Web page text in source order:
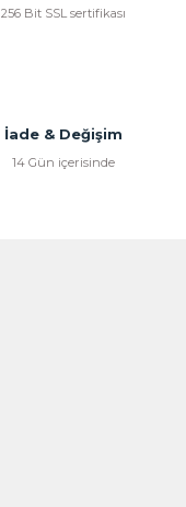
256 Bit SSL sertifikası
İade & Değişim
14 Gün içerisinde